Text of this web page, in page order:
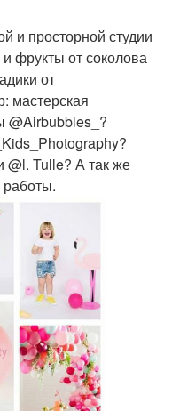
и просторной студии
фрукты от соколова
от
мастерская
Tulle? А так же
работы.